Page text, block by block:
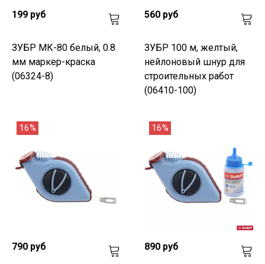
199 руб
ЗУБР МК-80 белый, 0.8
мм маркер-краска
(06324-8)
560 руб
ЗУБР 100 м, желтый,
нейлоновый шнур для
строительных работ
(06410-100)
16%
790 руб
16%
890 руб